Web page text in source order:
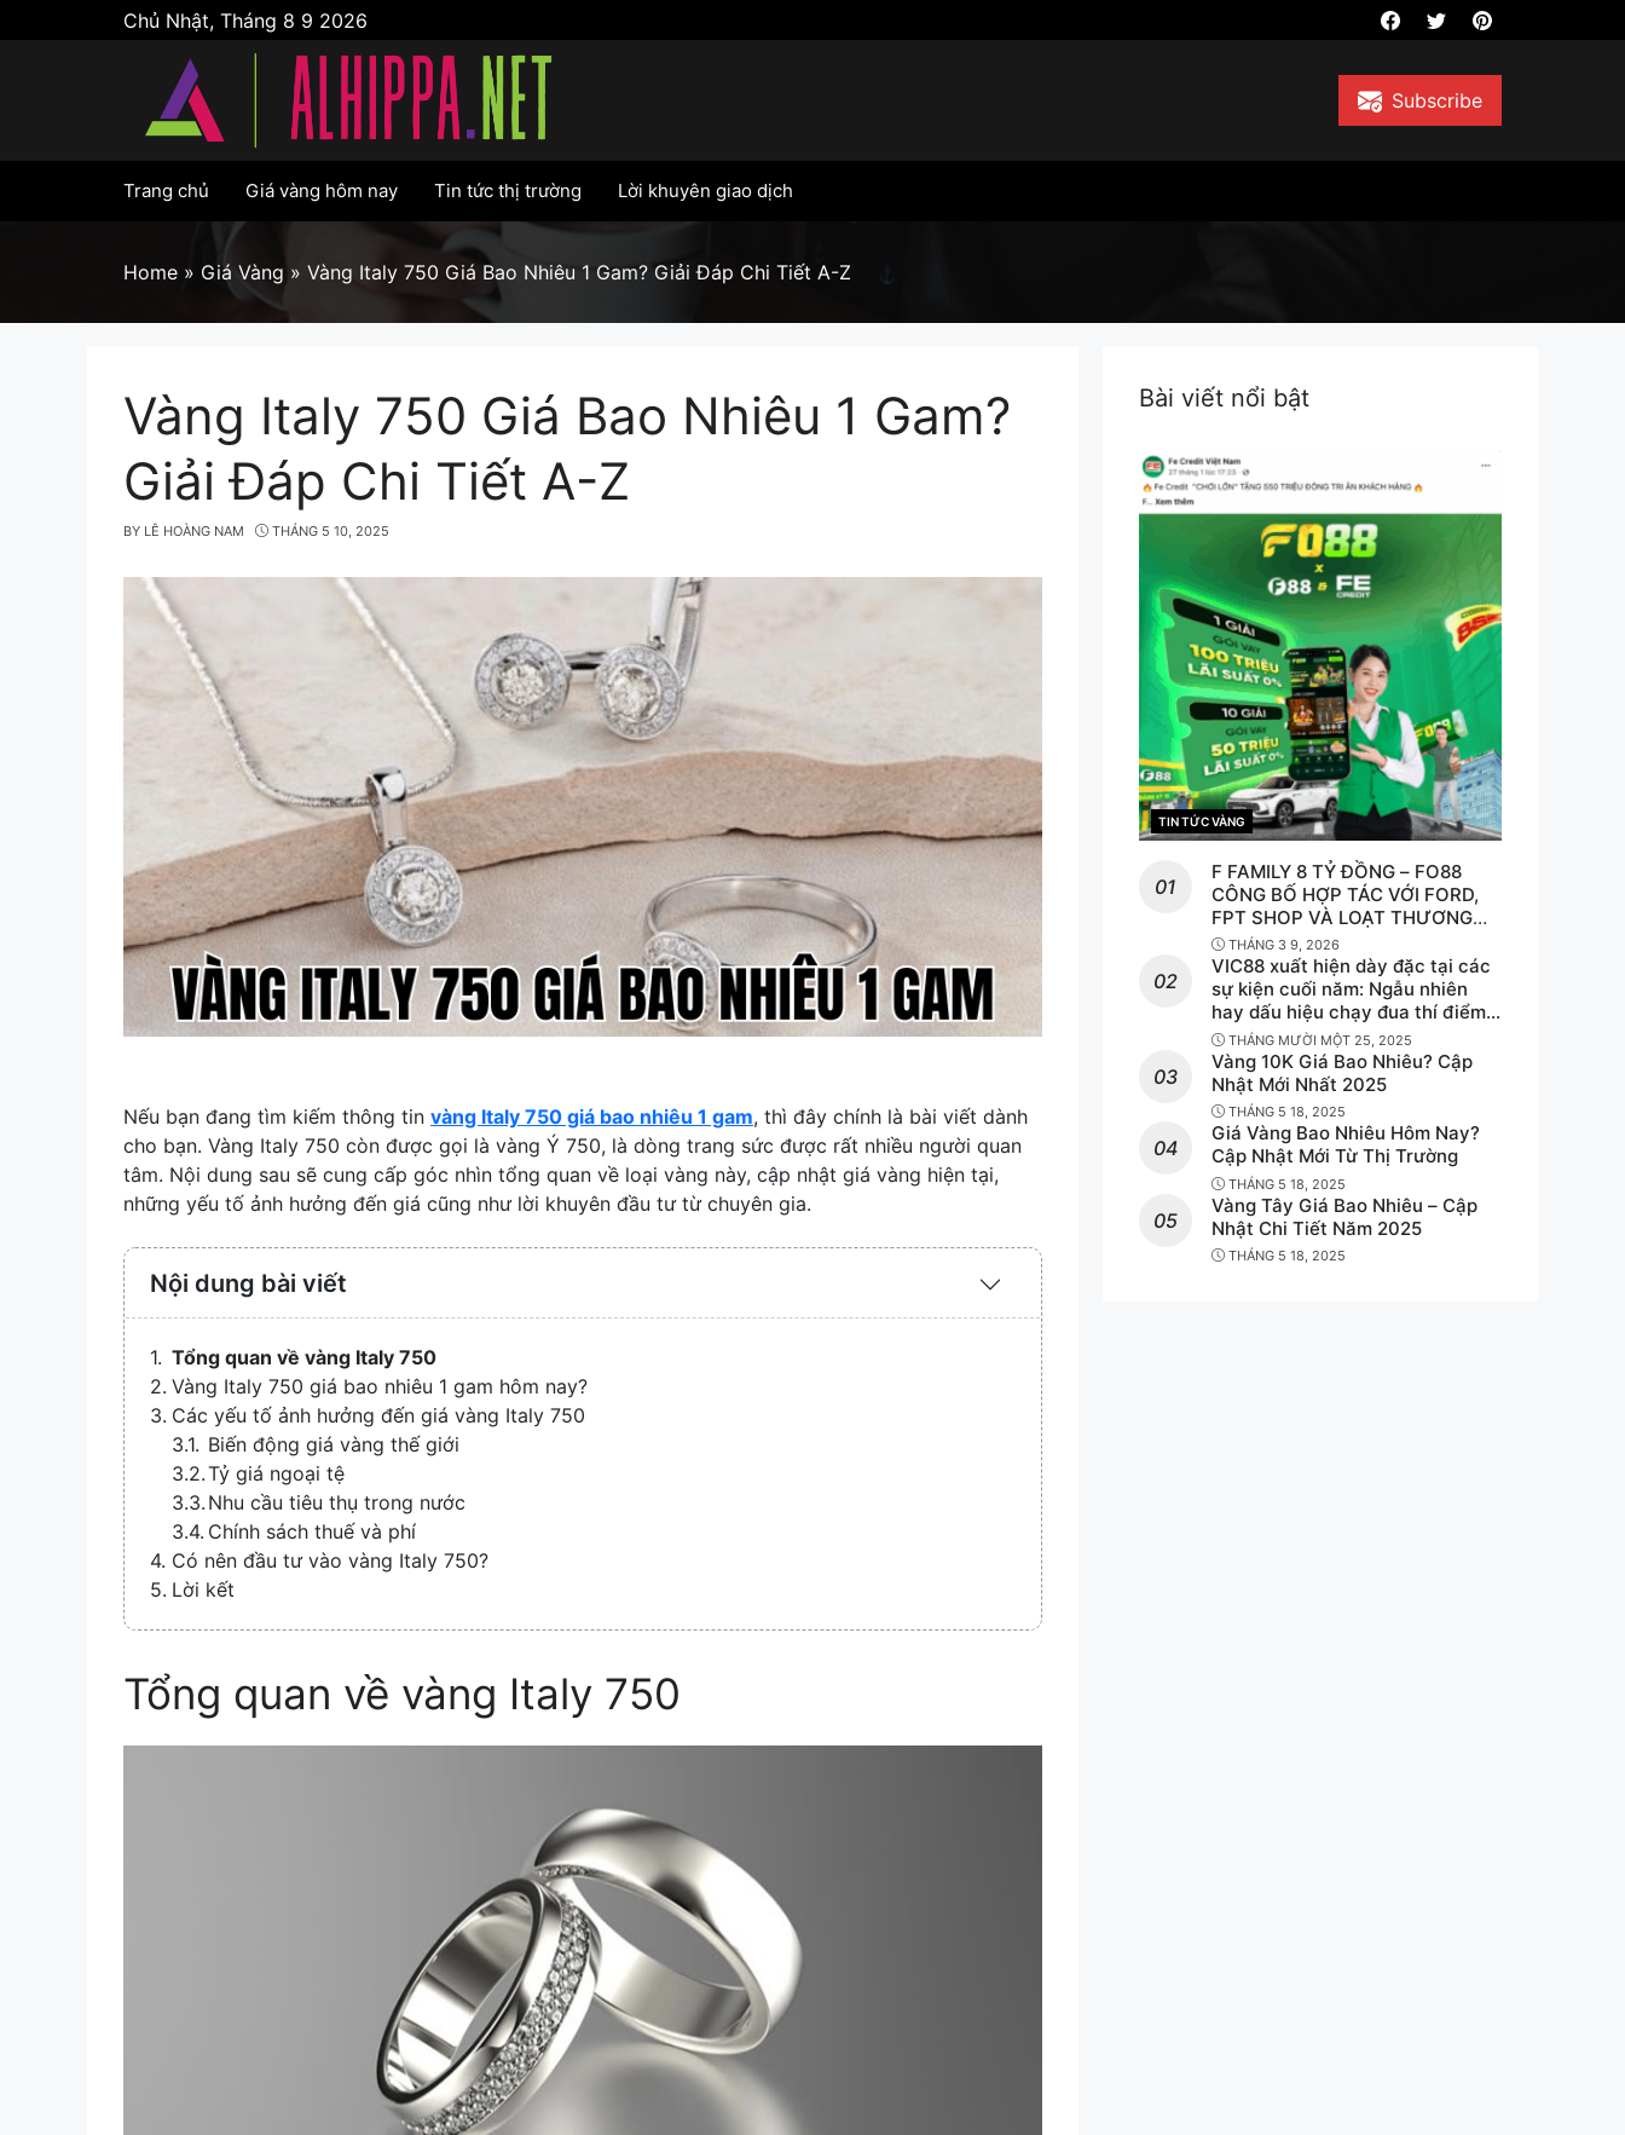
to
Chủ Nhật, Tháng 8 9 2026
Subscribe
Trang chủ Giá vàng hôm nay Tin tức thị trường Lời khuyên giao dịch
Home » Giá Vàng » Vàng Italy 750 Giá Bao Nhiêu 1 Gam? Giải Đáp Chi Tiết A-Z
Vàng Italy 750 Giá Bao Nhiêu 1 Gam?
Giải Đáp Chi Tiết A-Z
BY LÊ HOÀNG NAM THÁNG 5 10, 2025
Nếu bạn đang tìm kiếm thông tin vàng Italy 750 giá bao nhiêu 1 gam, thì đây chính là bài viết dành
cho bạn. Vàng Italy 750 còn được gọi là vàng Ý 750, là dòng trang sức được rất nhiều người quan
tâm. Nội dung sau sẽ cung cấp góc nhìn tổng quan về loại vàng này, cập nhật giá vàng hiện tại,
những yếu tố ảnh hưởng đến giá cũng như lời khuyên đầu tư từ chuyên gia.
Nội dung bài viết
Expand
Collapse
Tổng quan về vàng Italy 750
Vàng Italy 750 giá bao nhiêu 1 gam hôm nay?
Các yếu tố ảnh hưởng đến giá vàng Italy 750
Biến động giá vàng thế giới
Tỷ giá ngoại tệ
Nhu cầu tiêu thụ trong nước
Chính sách thuế và phí
Có nên đầu tư vào vàng Italy 750?
Lời kết
Tổng quan về vàng Italy 750
Bài viết nổi bật
CATEGORIES
TIN TỨC VÀNG
F FAMILY 8 TỶ ĐỒNG – FO88
CÔNG BỐ HỢP TÁC VỚI FORD,
FPT SHOP VÀ LOẠT THƯƠNG
HIỆU F HÀNG ĐẦU
THÁNG 3 9, 2026
VIC88 xuất hiện dày đặc tại các
sự kiện cuối năm: Ngẫu nhiên
hay dấu hiệu chạy đua thí điểm
cá cược hợp pháp?
THÁNG MƯỜI MỘT 25, 2025
Vàng 10K Giá Bao Nhiêu? Cập
Nhật Mới Nhất 2025
THÁNG 5 18, 2025
Giá Vàng Bao Nhiêu Hôm Nay?
Cập Nhật Mới Từ Thị Trường
THÁNG 5 18, 2025
Vàng Tây Giá Bao Nhiêu – Cập
Nhật Chi Tiết Năm 2025
THÁNG 5 18, 2025